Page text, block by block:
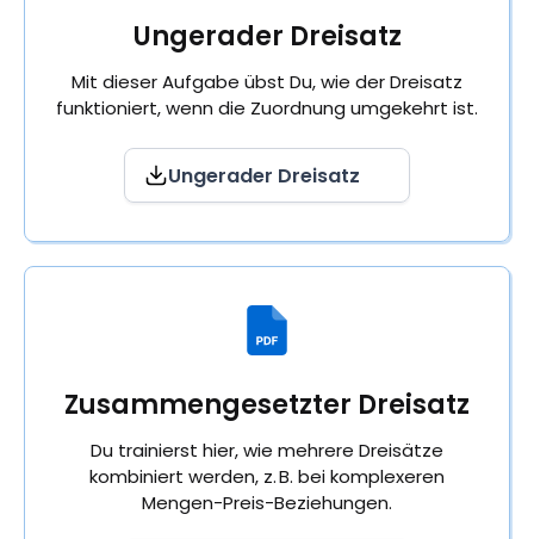
Ungerader Dreisatz
Mit dieser Aufgabe übst Du, wie der Dreisatz
funktioniert, wenn die Zuordnung umgekehrt ist.
Ungerader Dreisatz
Zusammengesetzter Dreisatz
Du trainierst hier, wie mehrere Dreisätze
kombiniert werden, z. B. bei komplexeren
Mengen-Preis-Beziehungen.